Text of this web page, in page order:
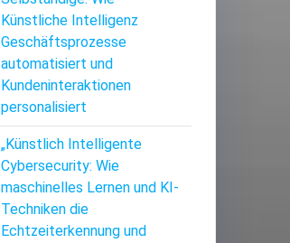
Künstliche Intelligenz
Geschäftsprozesse
automatisiert und
Kundeninteraktionen
personalisiert
„Künstlich Intelligente
Cybersecurity: Wie
maschinelles Lernen und KI-
Techniken die
Echtzeiterkennung und